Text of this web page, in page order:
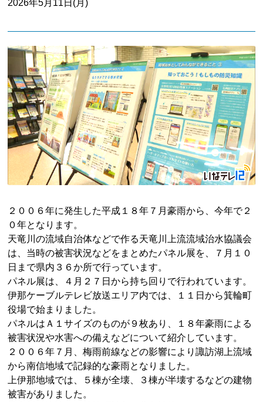
2026年5月11日(月)
２００６年に発生した平成１８年７月豪雨から、今年で２
０年となります。
天竜川の流域自治体などで作る天竜川上流流域治水協議会
は、当時の被害状況などをまとめたパネル展を、７月１０
日まで県内３６か所で行っています。
パネル展は、４月２７日から持ち回りで行われています。
伊那ケーブルテレビ放送エリア内では、１１日から箕輪町
役場で始まりました。
パネルはＡ１サイズのものが９枚あり、１８年豪雨による
被害状況や水害への備えなどについて紹介しています。
２００６年７月、梅雨前線などの影響により諏訪湖上流域
から南信地域で記録的な豪雨となりました。
上伊那地域では、５棟が全壊、３棟が半壊するなどの建物
被害がありました。